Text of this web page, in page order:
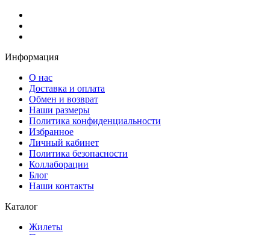
Информация
О нас
Доставка и оплата
Обмен и возврат
Наши размеры
Политика конфиденциальности
Избранное
Личный кабинет
Политика безопасности
Коллаборации
Блог
Наши контакты
Каталог
Жилеты